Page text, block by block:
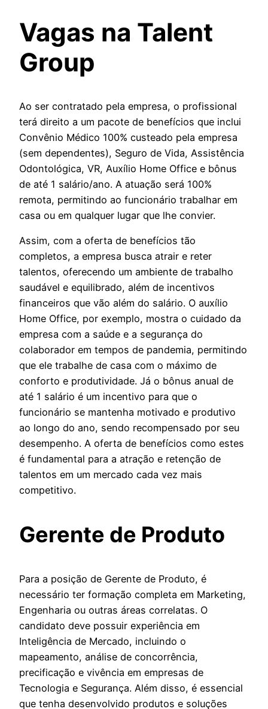
Vagas na Talent
Group
Ao ser contratado pela empresa, o profissional
terá direito a um pacote de benefícios que inclui
Convênio Médico 100% custeado pela empresa
(sem dependentes), Seguro de Vida, Assistência
Odontológica, VR, Auxílio Home Office e bônus
de até 1 salário/ano. A atuação será 100%
remota, permitindo ao funcionário trabalhar em
casa ou em qualquer lugar que lhe convier.
Assim, com a oferta de benefícios tão
completos, a empresa busca atrair e reter
talentos, oferecendo um ambiente de trabalho
saudável e equilibrado, além de incentivos
financeiros que vão além do salário. O auxílio
Home Office, por exemplo, mostra o cuidado da
empresa com a saúde e a segurança do
colaborador em tempos de pandemia, permitindo
que ele trabalhe de casa com o máximo de
conforto e produtividade. Já o bônus anual de
até 1 salário é um incentivo para que o
funcionário se mantenha motivado e produtivo
ao longo do ano, sendo recompensado por seu
desempenho. A oferta de benefícios como estes
é fundamental para a atração e retenção de
talentos em um mercado cada vez mais
competitivo.
Gerente de Produto
Para a posição de Gerente de Produto, é
necessário ter formação completa em Marketing,
Engenharia ou outras áreas correlatas. O
candidato deve possuir experiência em
Inteligência de Mercado, incluindo o
mapeamento, análise de concorrência,
precificação e vivência em empresas de
Tecnologia e Segurança. Além disso, é essencial
que tenha desenvolvido produtos e soluções